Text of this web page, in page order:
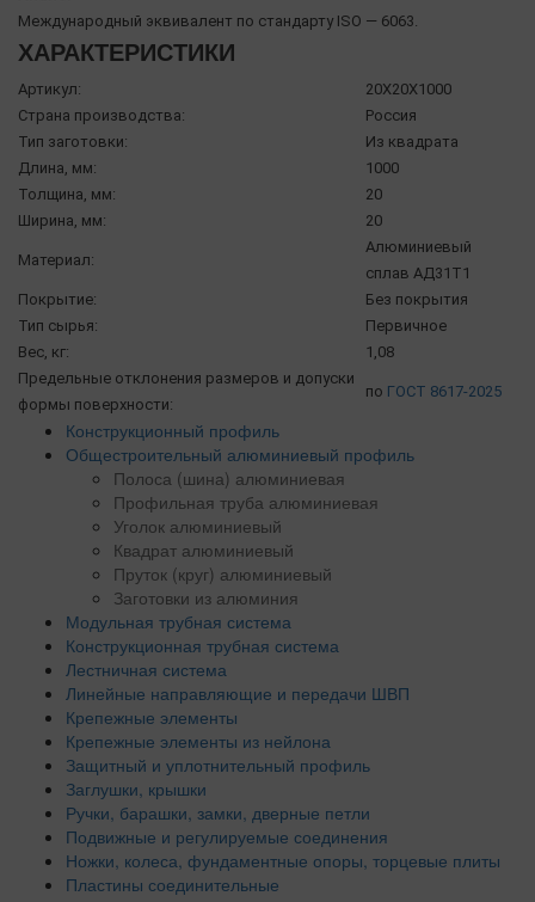
Международный эквивалент по стандарту ISO — 6063.
ХАРАКТЕРИСТИКИ
Артикул:
20X20X1000
Страна производства:
Россия
Тип заготовки:
Из квадрата
Длина, мм:
1000
Толщина, мм:
20
Ширина, мм:
20
Материал:
Алюминиевый
сплав АД31Т1
Покрытие:
Без покрытия
Тип сырья:
Первичное
Вес, кг:
1,08
Предельные отклонения размеров и допуски
формы поверхности:
по ГОСТ 8617-2025
Конструкционный профиль
Общестроительный алюминиевый профиль
Полоса (шина) алюминиевая
Профильная труба алюминиевая
Уголок алюминиевый
Квадрат алюминиевый
Пруток (круг) алюминиевый
Заготовки из алюминия
Модульная трубная система
Конструкционная трубная система
Лестничная система
Линейные направляющие и передачи ШВП
Крепежные элементы
Крепежные элементы из нейлона
Защитный и уплотнительный профиль
Заглушки, крышки
Ручки, барашки, замки, дверные петли
Подвижные и регулируемые соединения
Ножки, колеса, фундаментные опоры, торцевые плиты
Пластины соединительные